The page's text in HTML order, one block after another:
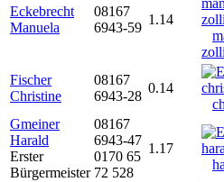
Eckebrecht
Manuela
08167
6943-59
1.14
Fischer
Christine
08167
6943-28
0.14
Gmeiner
Harald
Erster
Bürgermeister
08167
6943-47
0170 65
72 528
1.17